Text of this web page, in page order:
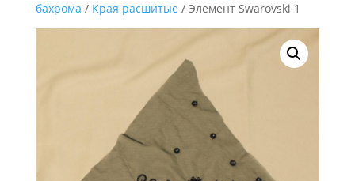
бахрома / Края расшитые / Элемент Swarovski 1